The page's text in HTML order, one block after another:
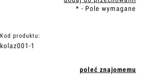
* - Pole wymagane
Kod produktu:
kolaz001-1
poleć znajomemu